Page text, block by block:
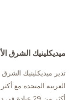
ميديكلينيك الشرق
تدير ميديكلينيك